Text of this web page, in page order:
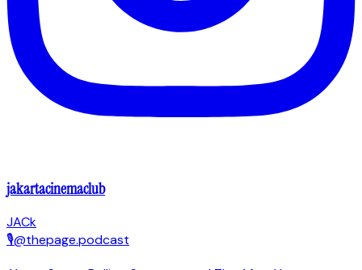
jakartacinemaclub
JACk
🎙@thepage.podcast